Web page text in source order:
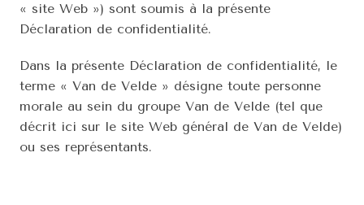
« site Web ») sont soumis à la présente
Déclaration de confidentialité.
Dans la présente Déclaration de confidentialité, le
terme « Van de Velde » désigne toute personne
morale au sein du groupe Van de Velde (tel que
décrit ici sur le site Web général de Van de Velde)
ou ses représentants.